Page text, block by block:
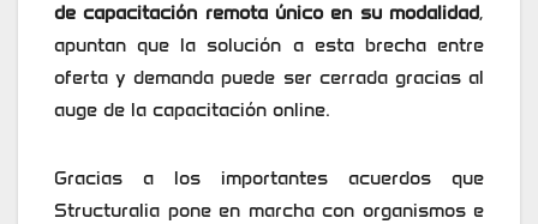
de capacitación remota único en su modalidad,
apuntan que la solución a esta brecha entre
oferta y demanda puede ser cerrada gracias al
auge de la capacitación online.
Gracias a los importantes acuerdos que
Structuralia pone en marcha con organismos e